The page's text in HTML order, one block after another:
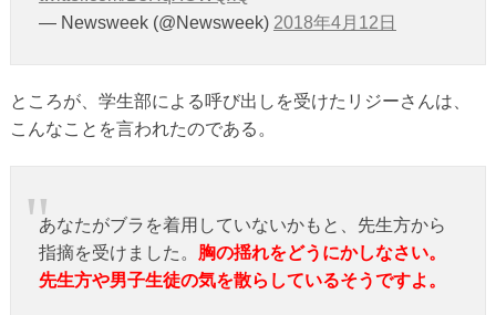
— Newsweek (@Newsweek) 2018年4月12日
ところが、学生部による呼び出しを受けたリジーさんは、
こんなことを言われたのである。
あなたがブラを着用していないかもと、先生方から
指摘を受けました。 胸の揺れをどうにかしなさい。
先生方や男子生徒の気を散らしているそうですよ。